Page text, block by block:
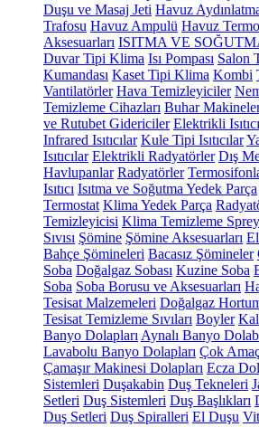
Duşu ve Masaj Jeti Havuz
Trafosu Havuz Ampulü Havuz
Aksesuarları ISITMA VE
Duvar Tipi Klima Isı Pompası Salon
Kumandası Kaset Tipi Klima Kombi
Vantilatörler Hava Temizleyiciler
Temizleme Cihazları Buhar
ve Rutubet Gidericiler Elektrikli
Infrared Isıtıcılar Kule Tipi Isıtıcılar
Isıtıcılar Elektrikli Radyatörler Dış
Havlupanlar Radyatörler
Isıtıcı Isıtma ve Soğutma Yedek Parça
Termostat Klima Yedek Parça
Temizleyicisi Klima Temizleme
Sıvısı Şömine Şömine Aksesuarları
Bahçe Şömineleri Bacasız Şömineler
Soba Doğalgaz Sobası Kuzine Soba
Soba Soba Borusu ve Aksesuarları
Tesisat Malzemeleri Doğalgaz
Tesisat Temizleme Sıvıları Boyler
Banyo Dolapları Aynalı Banyo
Lavabolu Banyo Dolapları Çok
Çamaşır Makinesi Dolapları Ecza
Sistemleri Duşakabin Duş Tekneleri
Setleri Duş Sistemleri Duş Başlıkları
Duş Setleri Duş Spiralleri El Duşu